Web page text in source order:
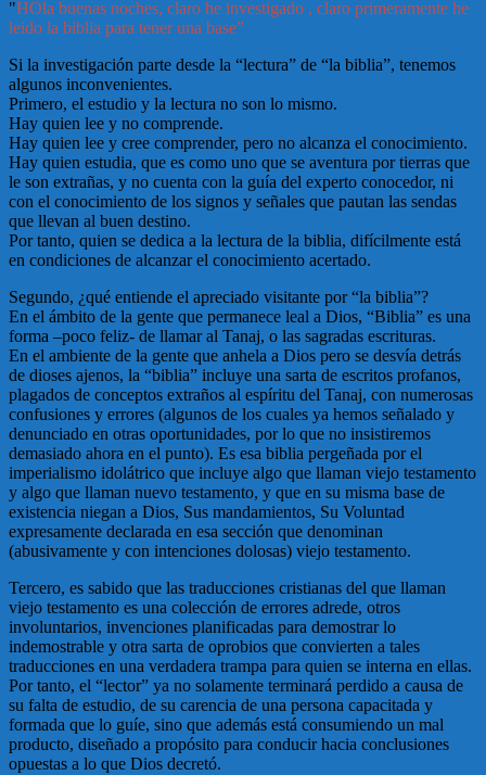
"HOla buenas noches, claro he investigado , claro primeramente he
leido la biblia para tener una base”
Si la investigación parte desde la “lectura” de “la biblia”, tenemos
algunos inconvenientes.
Primero, el estudio y la lectura no son lo mismo.
Hay quien lee y no comprende.
Hay quien lee y cree comprender, pero no alcanza el conocimiento.
Hay quien estudia, que es como uno que se aventura por tierras que
le son extrañas, y no cuenta con la guía del experto conocedor, ni
con el conocimiento de los signos y señales que pautan las sendas
que llevan al buen destino.
Por tanto, quien se dedica a la lectura de la biblia, difícilmente está
en condiciones de alcanzar el conocimiento acertado.
Segundo, ¿qué entiende el apreciado visitante por “la biblia”?
En el ámbito de la gente que permanece leal a Dios, “Biblia” es una
forma –poco feliz- de llamar al Tanaj, o las sagradas escrituras.
En el ambiente de la gente que anhela a Dios pero se desvía detrás
de dioses ajenos, la “biblia” incluye una sarta de escritos profanos,
plagados de conceptos extraños al espíritu del Tanaj, con numerosas
confusiones y errores (algunos de los cuales ya hemos señalado y
denunciado en otras oportunidades, por lo que no insistiremos
demasiado ahora en el punto). Es esa biblia pergeñada por el
imperialismo idolátrico que incluye algo que llaman viejo testamento
y algo que llaman nuevo testamento, y que en su misma base de
existencia niegan a Dios, Sus mandamientos, Su Voluntad
expresamente declarada en esa sección que denominan
(abusivamente y con intenciones dolosas) viejo testamento.
Tercero, es sabido que las traducciones cristianas del que llaman
viejo testamento es una colección de errores adrede, otros
involuntarios, invenciones planificadas para demostrar lo
indemostrable y otra sarta de oprobios que convierten a tales
traducciones en una verdadera trampa para quien se interna en ellas.
Por tanto, el “lector” ya no solamente terminará perdido a causa de
su falta de estudio, de su carencia de una persona capacitada y
formada que lo guíe, sino que además está consumiendo un mal
producto, diseñado a propósito para conducir hacia conclusiones
opuestas a lo que Dios decretó.